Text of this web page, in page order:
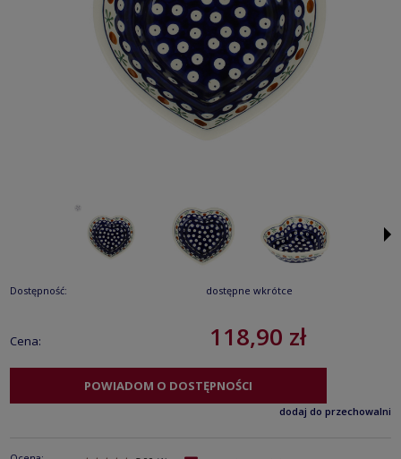
Dostępność: dostępne wkrótce
Cena: 118,90 zł
POWIADOM O DOSTĘPNOŚCI
dodaj do przechowalni